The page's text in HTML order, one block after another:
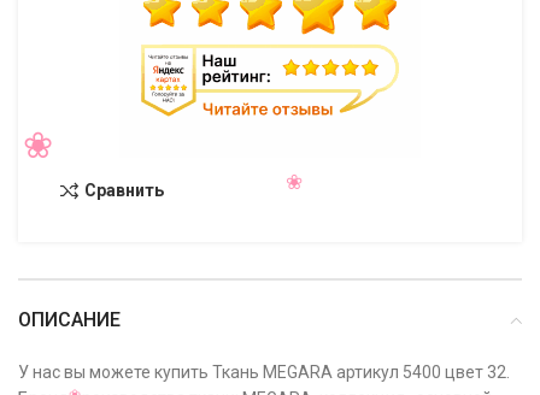
Сравнить
ОПИСАНИЕ
У нас вы можете купить Ткань MEGARA артикул 5400 цвет 32.